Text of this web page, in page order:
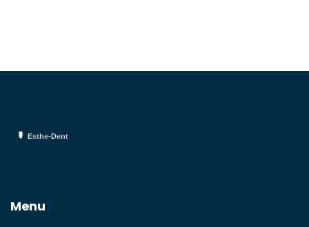
Menu